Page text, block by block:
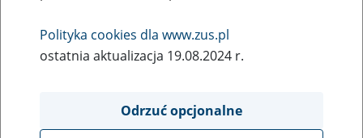
Rodzaj wydarzenia
Szkolenia
obsługa klientów
Polityka cookies dla www.zus.pl
ostatnia aktualizacja 19.08.2024 r.
Odrzuć opcjonalne